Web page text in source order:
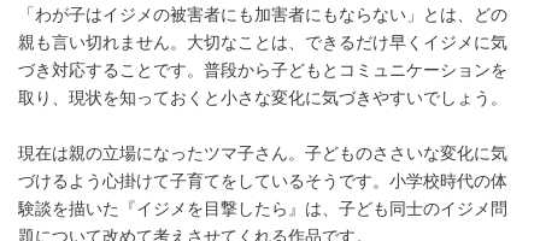
「わが子はイジメの被害者にも加害者にもならない」とは、どの
親も言い切れません。大切なことは、できるだけ早くイジメに気
づき対応することです。普段から子どもとコミュニケーションを
取り、現状を知っておくと小さな変化に気づきやすいでしょう。
現在は親の立場になったツマ子さん。子どものささいな変化に気
づけるよう心掛けて子育てをしているそうです。小学校時代の体
験談を描いた『イジメを目撃したら』は、子ども同士のイジメ問
題について改めて考えさせてくれる作品です。